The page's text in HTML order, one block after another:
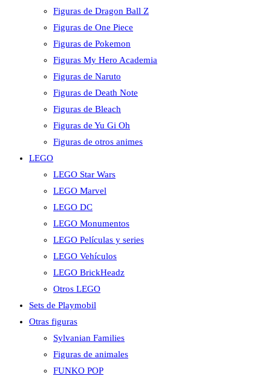
Figuras de Dragon Ball Z
Figuras de One Piece
Figuras de Pokemon
Figuras My Hero Academia
Figuras de Naruto
Figuras de Death Note
Figuras de Bleach
Figuras de Yu Gi Oh
Figuras de otros animes
LEGO
LEGO Star Wars
LEGO Marvel
LEGO DC
LEGO Monumentos
LEGO Películas y series
LEGO Vehículos
LEGO BrickHeadz
Otros LEGO
Sets de Playmobil
Otras figuras
Sylvanian Families
Figuras de animales
FUNKO POP